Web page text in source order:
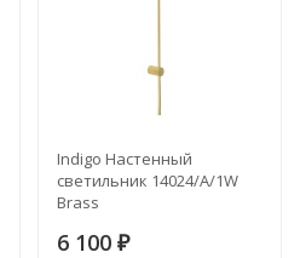
Indigo Настенный
светильник 14024/A/1W
Brass
6 100 ₽